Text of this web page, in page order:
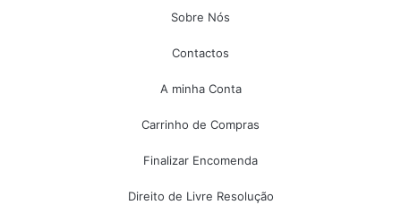
Sobre Nós
Contactos
A minha Conta
Carrinho de Compras
Finalizar Encomenda
Direito de Livre Resolução